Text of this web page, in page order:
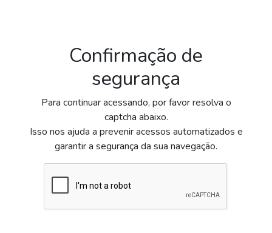
Confirmação de
segurança
Para continuar acessando, por favor resolva o
captcha abaixo.
Isso nos ajuda a prevenir acessos automatizados e
garantir a segurança da sua navegação.